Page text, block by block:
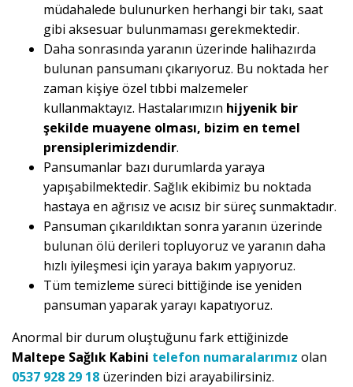
müdahalede bulunurken herhangi bir takı, saat
gibi aksesuar bulunmaması gerekmektedir.
Daha sonrasında yaranın üzerinde halihazırda
bulunan pansumanı çıkarıyoruz. Bu noktada her
zaman kişiye özel tıbbi malzemeler
kullanmaktayız. Hastalarımızın hijyenik bir
şekilde muayene olması, bizim en temel
prensiplerimizdendir.
Pansumanlar bazı durumlarda yaraya
yapışabilmektedir. Sağlık ekibimiz bu noktada
hastaya en ağrısız ve acısız bir süreç sunmaktadır.
Pansuman çıkarıldıktan sonra yaranın üzerinde
bulunan ölü derileri topluyoruz ve yaranın daha
hızlı iyileşmesi için yaraya bakım yapıyoruz.
Tüm temizleme süreci bittiğinde ise yeniden
pansuman yaparak yarayı kapatıyoruz.
Anormal bir durum oluştuğunu fark ettiğinizde
Maltepe Sağlık Kabini telefon numaralarımız olan
0537 928 29 18 üzerinden bizi arayabilirsiniz.